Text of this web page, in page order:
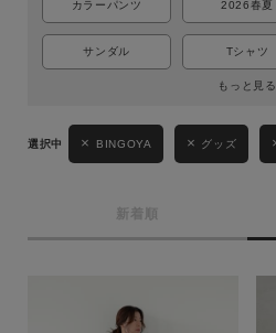
カラーパンツ 2026春夏
サンダル Tシャツ
もっと見る
BINGOYA グッズ
新着順